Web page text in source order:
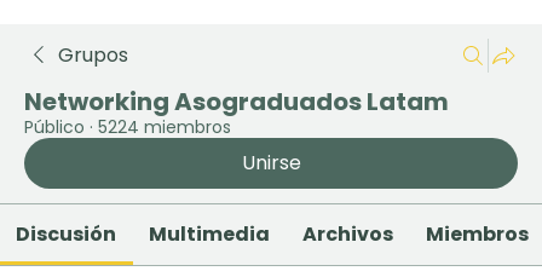
Grupos
Networking Asograduados Latam
Público · 5224 miembros
Unirse
Discusión Multimedia Archivos Miembros